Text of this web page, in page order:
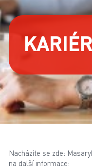
Nacházíte se zde:
na další informace: